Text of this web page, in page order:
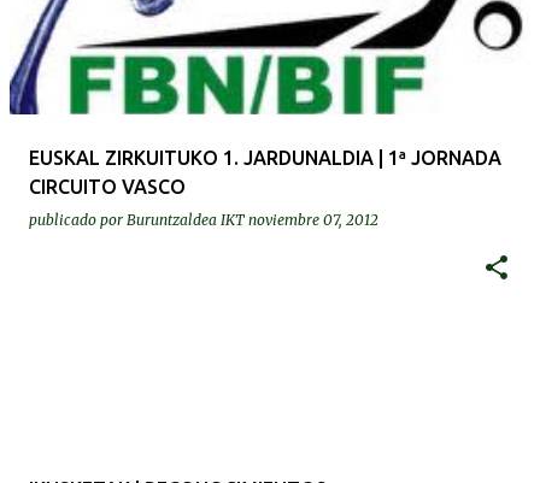
EUSKAL ZIRKUITUKO 1. JARDUNALDIA | 1ª JORNADA
CIRCUITO VASCO
publicado por Buruntzaldea IKT noviembre 07, 2012